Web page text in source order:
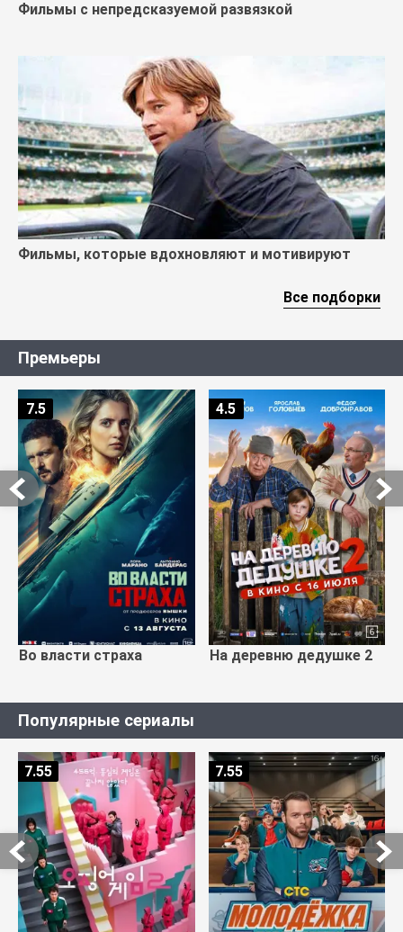
Фильмы с непредсказуемой развязкой
Фильмы, которые вдохновляют и мотивируют
Все подборки
Премьеры
Во власти страха
7.5
На деревню дедушке 2
4.5
Популярные сериалы
7.55 7.55